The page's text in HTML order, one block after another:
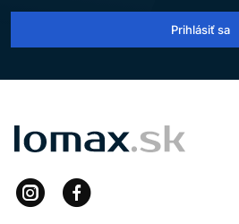
Prihlásiť sa
LOMAX